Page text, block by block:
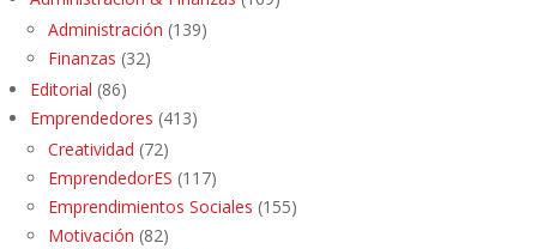
Administración (139)
Finanzas (32)
Editorial (86)
Emprendedores (413)
Creatividad (72)
EmprendedorES (117)
Emprendimientos Sociales (155)
Motivación (82)